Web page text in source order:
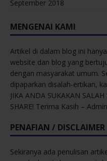
September 2018
MENGENAI KAMI
Artikel di dalam blog ini
website dan blog yang
dengan masyarakat umum.
dipaparkan disalah-ertikan,
JIKA ANDA SUKAKAN
SHARE! Terima Kasih –
PENAFIAN / DISCLAIMER
Sekiranya ada penulisan